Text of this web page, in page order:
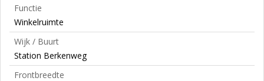
Functie
Winkelruimte
Wijk / Buurt
Station Berkenweg
Frontbreedte